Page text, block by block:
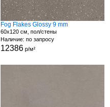
Fog Flakes Glossy 9 mm
60x120 см, пол/стены
Наличие: по запросу
12386 р/м²